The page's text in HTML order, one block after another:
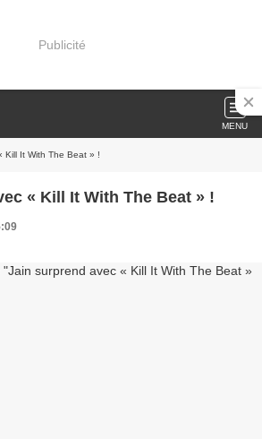
Publicité
MENU
Kill It With The Beat » !
« Kill It With The Beat » !